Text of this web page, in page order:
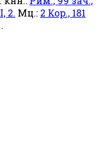
2. Мц.: 2 Кор., 181
.